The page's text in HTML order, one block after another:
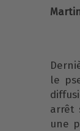
le
arrêt
une